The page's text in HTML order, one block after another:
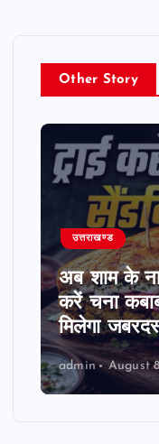
Other Story
उत्तराखण्ड
अब शाम के
करें चना
मिलेगा
admin August